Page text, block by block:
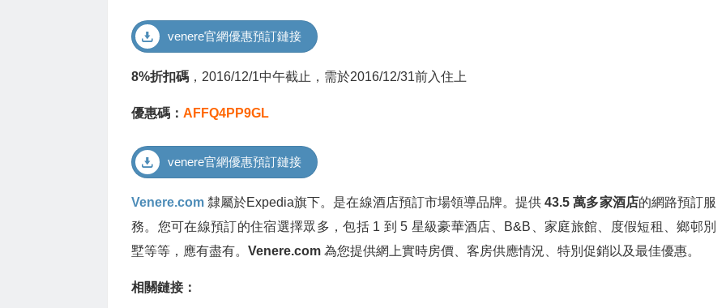
venere官網優惠預訂鏈接
8%折扣碼 ，2016/12/1中午截止，需於2016/12/31前入住上
優惠碼： AFFQ4PP9GL
venere官網優惠預訂鏈接
Venere.com 隸屬於Expedia旗下。是在線酒店預訂市場領導品牌。提供43.5 萬多家酒店的網路預訂服
務。您可在線預訂的住宿選擇眾多，包括 1 到 5 星級豪華酒店、B&B、家庭旅館、度假短租、鄉邨別
墅等等，應有盡有。 Venere.com 為您提供網上實時房價、客房供應情況、特別促銷以及最佳優惠。
相關鏈接：